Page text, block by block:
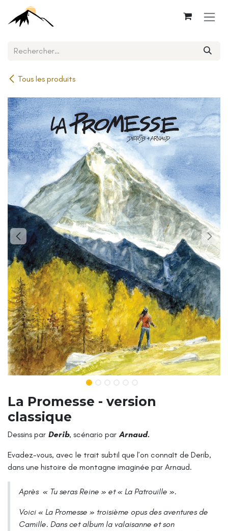
Se rendre au contenu
Tous les produits
La Promesse - version
classique
Dessins par Derib, scénario par Arnaud.
Evadez-vous, avec le trait subtil que l’on connaît de Derib,
dans une histoire de montagne imaginée par Arnaud.
Après « Tu seras Reine » et« La Patrouille ».
Voici « La Promesse » troisième opus des aventures de
Camille. Dans cet album la valaisanne et son